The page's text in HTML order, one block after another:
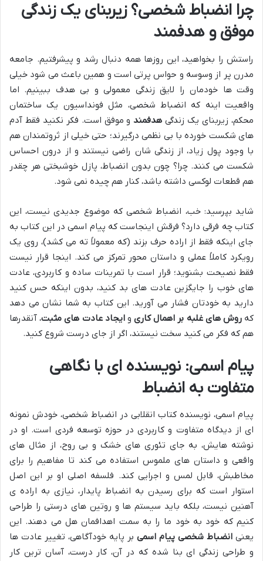
چرا انضباط شخصی؟ زیربنای یک زندگی
موفق و هدفمند
راستش را بخواهید، این روزها همه دنبال رشد و پیشرفتیم. جامعه
مدرن پر از وسوسه و حواس پرتی است و همین باعث می شود خیلی
وقت ها خودمان را لایق زندگی معمولی و بی هدف ببینیم. اما
واقعیت اینه که انضباط شخصی، مثل فونداسیون یک ساختمان
محکم، زیربنای یک زندگی هدفمندو موفق است. فکر نکنید فقط آدم
های شکست خورده با بی نظمی درگیرند؛ حتی خیلی از ثروتمندان هم
با وجود پول زیاد، از زندگی شان راضی نیستند و از درون احساس
شکست می کنند. چرا؟ چون بدون انضباط، پازل خوشبختی هر چقدر
هم قطعات لوکسی داشته باشد، کنار هم چیده نمی شود.
شاید بپرسید: خب، انضباط شخصی که موضوع جدیدی نیست، این
کتاب چه فرقی دارد؟ فرقش اینجاست که پیام اسمی در این کتاب به
جای اینکه فقط از اراده حرف بزند (که معمولاً ته می کشد)، روی یک
رویکرد کاملاً عملی و داستان محور تمرکز می کند. اینجا قرار نیست
فقط نصیحت بشنوید؛ قرار است با تمرینات ساده و کاربردی، عادت
های خوب را جایگزین عادت های بد کنید، بدون اینکه حس کنید
دارید به خودتان فشار می آورید. این کتاب به شما نشان می دهد
کهروش های غلبه بر اهمال کاریوایجاد عادت های مثبت، آنقدرها
هم که فکر می کنید سخت نیستند، اگر از جای درست شروع کنید.
پیام اسمی: نویسنده ای با نگاهی
متفاوت به انضباط
پیام اسمی، نویسنده کتاب انقلابی در انضباط شخصی، خودش نمونه
ای از دیدگاه متفاوت و کاربردی در حوزه توسعه فردی است. او در
نوشته هایش، به جای تئوری های خشک و بی روح، از مثال های
واقعی و داستان های ملموس استفاده می کند تا مفاهیم را برای
مخاطبش، قابل لمس و اجرایی کند. فلسفه اصلی او بر این اصل
استوار است که برای رسیدن به انضباط پایدار، نیازی به اراده ی
آهنین نیست، بلکه باید سیستم ها و روتین های درستی را طراحی
کنیم که خود به خود ما را به سمت اهدافمان هل می دهند. این
یعنی انضباط شخصی پیام اسمی بر پایه خودآگاهی، تغییر عادت ها
و طراحی زندگی ای بنا شده که در آن، کار درست، آسان ترین کار